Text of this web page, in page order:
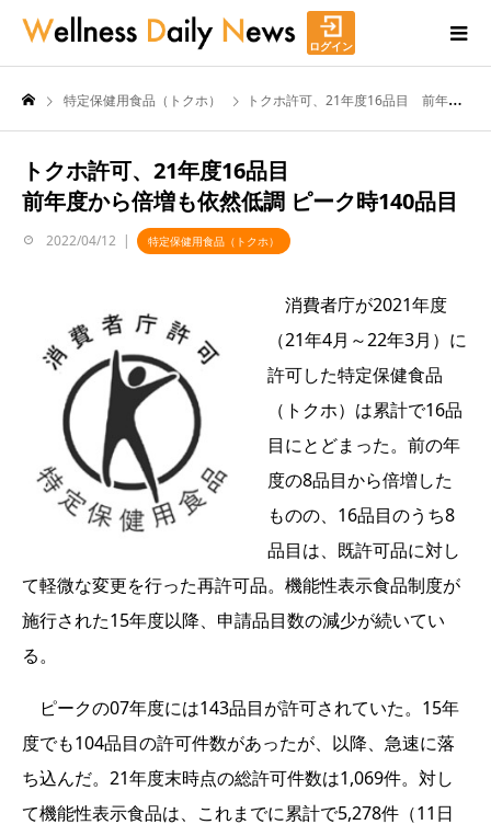
ログイン
特定保健用食品（トクホ） トクホ許可、21年度16品目 前年度から倍増も依然低調 ピーク時140品目
トクホ許可、21年度16品目
前年度から倍増も依然低調 ピーク時140品目
2022/04/12 特定保健用食品（トクホ）
消費者庁が2021年度
（21年4月～22年3月）に
許可した特定保健食品
（トクホ）は累計で16品
目にとどまった。前の年
度の8品目から倍増した
ものの、16品目のうち8
品目は、既許可品に対し
て軽微な変更を行った再許可品。機能性表示食品制度が
施行された15年度以降、申請品目数の減少が続いてい
る。
ピークの07年度には143品目が許可されていた。15年
度でも104品目の許可件数があったが、以降、急速に落
ち込んだ。21年度末時点の総許可件数は1,069件。対し
て機能性表示食品は、これまでに累計で5,278件（11日